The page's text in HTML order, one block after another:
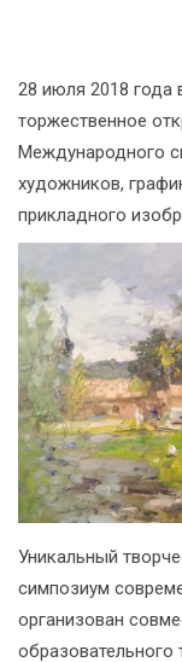
28 июля 2018
торжественное
Международного
художников,
прикладного
Уникальный
симпозиум
организован